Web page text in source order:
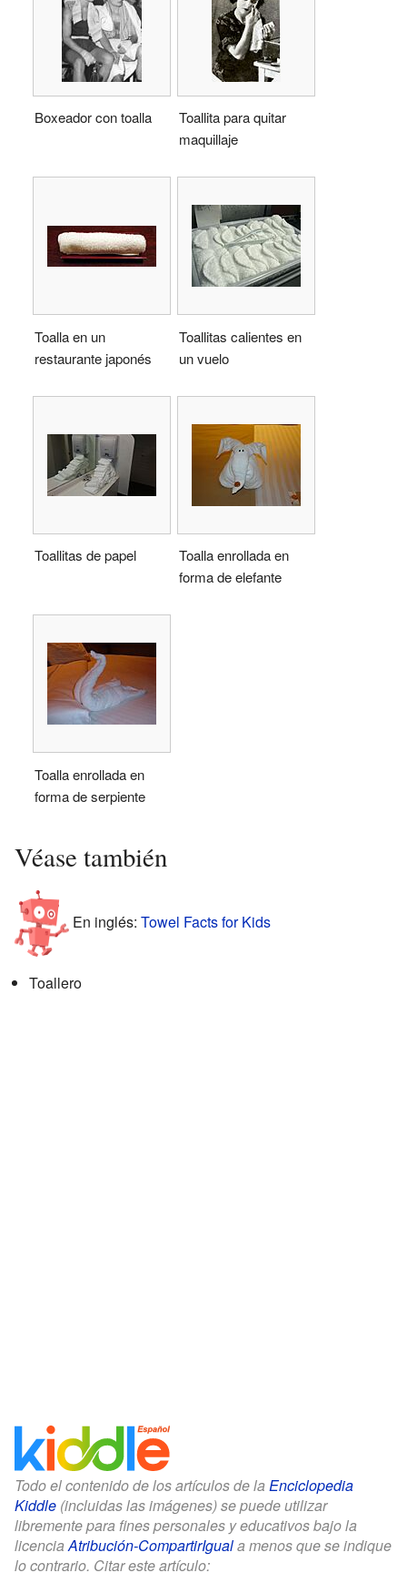
Boxeador con toalla
Toallita para quitar
maquillaje
Toalla en un
restaurante japonés
Toallitas calientes en
un vuelo
Toallitas de papel
Toalla enrollada en
forma de elefante
Toalla enrollada en
forma de serpiente
Véase también
En inglés: Towel Facts for Kids
Toallero
Todo el contenido de los artículos de la Enciclopedia
Kiddle (incluidas las imágenes) se puede utilizar
libremente para fines personales y educativos bajo la
licenciaAtribución-CompartirIguala menos que se indique
lo contrario. Citar este artículo: